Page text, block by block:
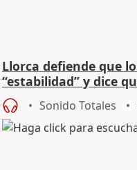
Llorca defiende que
“estabilidad” y dice
Sonido Totales